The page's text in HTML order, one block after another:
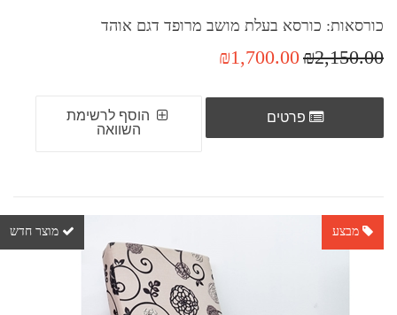
כורסאות: כורסא בעלת מושב מרופד דגם אוהד
₪2,150.00
₪1,700.00
פרטים
הוסף לרשימת
השוואה
מוצר חדש מבצע